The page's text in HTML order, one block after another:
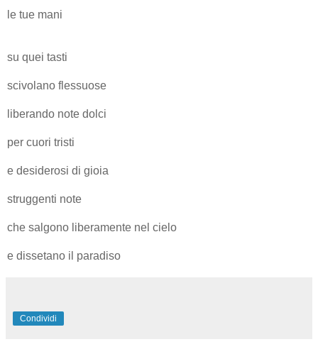
le tue mani
su quei tasti
scivolano flessuose
liberando note dolci
per cuori tristi
e desiderosi di gioia
struggenti note
che salgono liberamente nel cielo
e dissetano il paradiso
Condividi